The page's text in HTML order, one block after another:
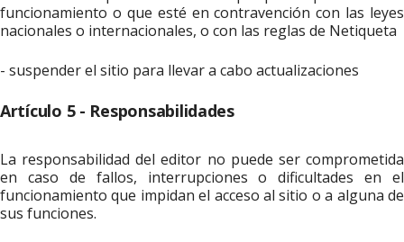
funcionamiento o que esté en contravención con las leyes
nacionales o internacionales, o con las reglas de Netiqueta
- suspender el sitio para llevar a cabo actualizaciones
Artículo 5 - Responsabilidades
La responsabilidad del editor no puede ser comprometida
en caso de fallos, interrupciones o dificultades en el
funcionamiento que impidan el acceso al sitio o a alguna de
sus funciones.